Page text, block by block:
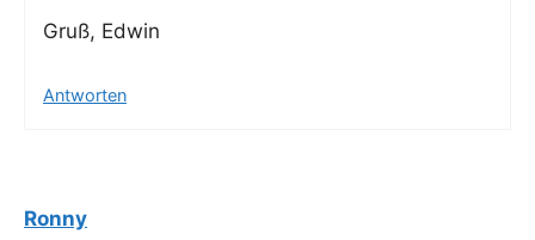
Gruß, Edwin
Antworten
Ronny